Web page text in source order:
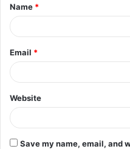
*
Name *
Email *
Website
Save my name, email, and